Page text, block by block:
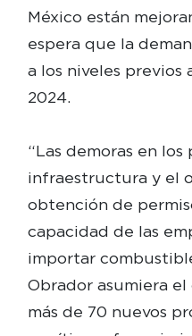
México están
espera que la
a los niveles previos
2024.
“Las demoras en los
infraestructura y el
obtención de
capacidad de las
importar
Obrador asumiera
más de 70 nuevos